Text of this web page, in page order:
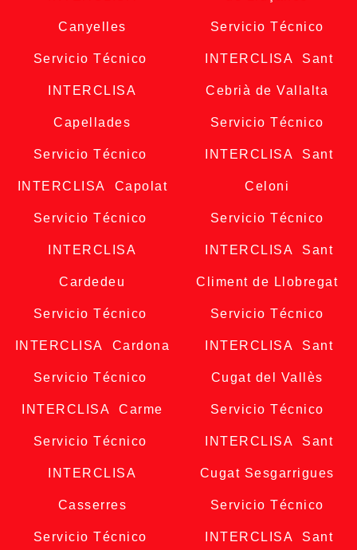
Canyelles
Servicio Técnico
INTERCLISA
Capellades
Servicio Técnico
INTERCLISA Capolat
Servicio Técnico
INTERCLISA
Cardedeu
Servicio Técnico
INTERCLISA Cardona
Servicio Técnico
INTERCLISA Carme
Servicio Técnico
INTERCLISA
Casserres
Servicio Técnico
Servicio Técnico
INTERCLISA Sant
Cebrià de Vallalta
Servicio Técnico
INTERCLISA Sant
Celoni
Servicio Técnico
INTERCLISA Sant
Climent de Llobregat
Servicio Técnico
INTERCLISA Sant
Cugat del Vallès
Servicio Técnico
INTERCLISA Sant
Cugat Sesgarrigues
Servicio Técnico
INTERCLISA Sant